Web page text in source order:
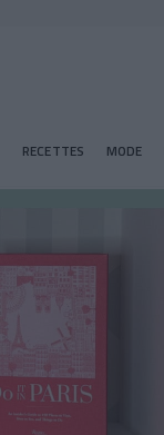
RECETTES MODE